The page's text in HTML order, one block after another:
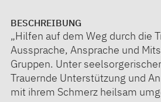
BESCHREIBUNG
„Hilfen auf dem Weg durch die
Aussprache, Ansprache und
Gruppen. Unter
Trauernde Unterstützung und
mit ihrem Schmerz heilsam